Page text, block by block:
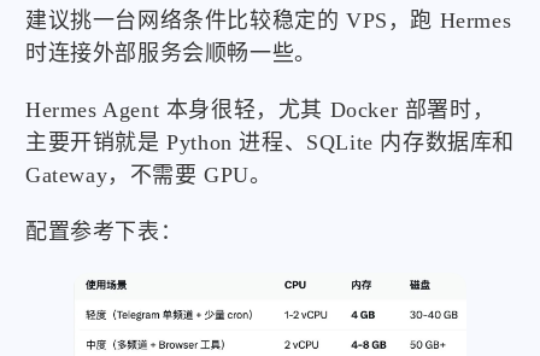
建议挑一台网络条件比较稳定的 VPS，跑 Hermes
时连接外部服务会顺畅一些。
Hermes Agent 本身很轻，尤其 Docker 部署时，
主要开销就是 Python 进程、SQLite 内存数据库和
Gateway，不需要 GPU。
配置参考下表：